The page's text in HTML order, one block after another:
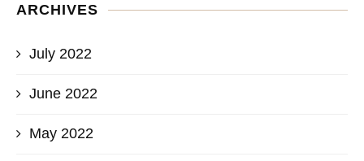
ARCHIVES
July 2022
June 2022
May 2022